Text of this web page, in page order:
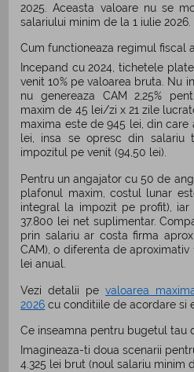
2025. Aceasta valoare nu se
salariului minim de la 1 iulie 2026.
Cum functioneaza regimul fiscal
Incepand cu 2024, tichetele
venit 10% pe valoarea bruta. Nu
nu genereaza CAM 2,25%
maxim de 45 lei/zi x 21 zile
maxima este de 945 lei, din
lei, insa se opresc din salariu
impozitul pe venit (94,50 lei).
Pentru un angajator cu 50 de
plafonul maxim, costul lunar
integral la impozit pe profit),
37.800 lei net suplimentar.
prin salariu ar costa firma
CAM), o diferenta de aproximativ
lei anual.
Vezi detalii pevaloarea
2026 cu conditiile de acordare si
Ce inseamna pentru bugetul tau
Imagineaza-ti doua scenarii
4.325 lei brut (noul salariu minim